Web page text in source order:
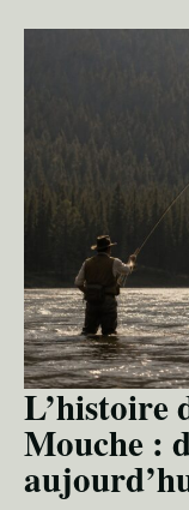
L’histoire
Mouche :